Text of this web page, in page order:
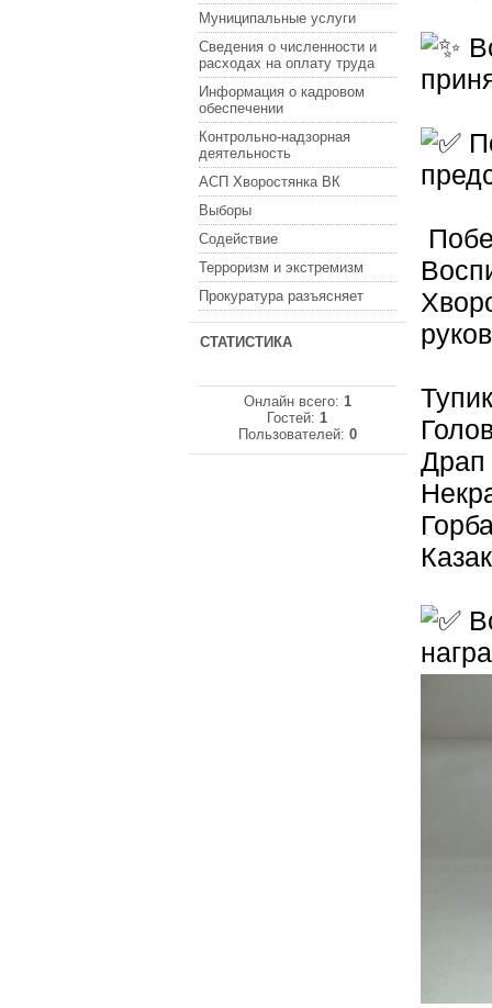
Муниципальные услуги
Сведения о численности и
расходах на оплату труда
Информация о кадровом
обеспечении
Контрольно-надзорная
деятельность
АСП Хворостянка ВК
Выборы
Содействие
Терроризм и экстремизм
Прокуратура разъясняет
СТАТИСТИКА
Онлайн всего: 1
Гостей:1
Пользователей: 0
Драп